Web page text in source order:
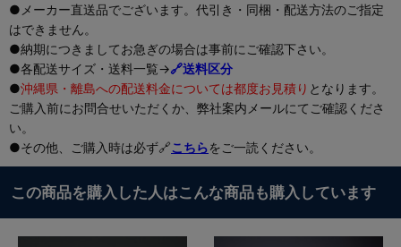
●メーカー直送品でございます。代引き・同梱・配送方法のご指定
はできません。
●納期につきましてお急ぎの場合は事前にご確認下さい。
●各配送サイズ・送料一覧→🔗送料区分
●沖縄県・離島への配送料金については都度お見積り となります。
ご購入前にお問合せいただくか、弊社案内メールにてご確認くださ
い。
●その他、ご購入時は必ず🔗こちらをご一読ください。
この商品を購入した人はこんな商品も購入しています